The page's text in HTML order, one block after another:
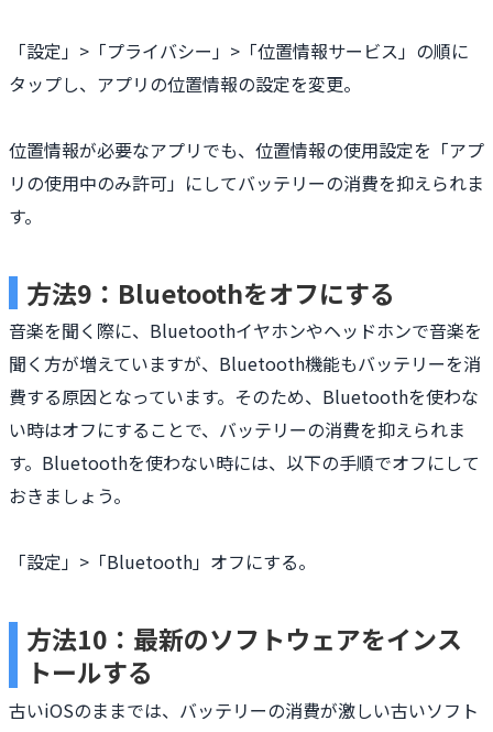
「設定」>「プライバシー」>「位置情報サービス」の順に
タップし、アプリの位置情報の設定を変更。
位置情報が必要なアプリでも、位置情報の使用設定を「アプ
リの使用中のみ許可」にしてバッテリーの消費を抑えられま
す。
方法9：Bluetoothをオフにする
音楽を聞く際に、Bluetoothイヤホンやヘッドホンで音楽を
聞く方が増えていますが、Bluetooth機能もバッテリーを消
費する原因となっています。そのため、Bluetoothを使わな
い時はオフにすることで、バッテリーの消費を抑えられま
す。Bluetoothを使わない時には、以下の手順でオフにして
おきましょう。
「設定」>「Bluetooth」オフにする。
方法10：最新のソフトウェアをインス
トールする
古いiOSのままでは、バッテリーの消費が激しい古いソフト